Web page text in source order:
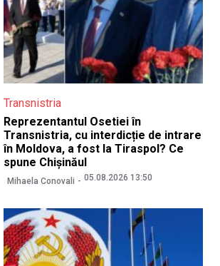
Transnistria
Reprezentantul Osetiei în
Transnistria, cu interdicție de intrare
în Moldova, a fost la Tiraspol? Ce
spune Chișinăul
Mihaela Conovali 05.08.2026 13:50